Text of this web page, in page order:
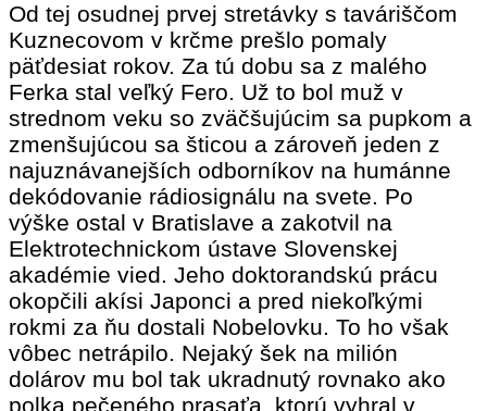
Od tej osudnej prvej stretávky s taváriščom
Kuznecovom v krčme prešlo pomaly
päťdesiat rokov. Za tú dobu sa z malého
Ferka stal veľký Fero. Už to bol muž v
strednom veku so zväčšujúcim sa pupkom a
zmenšujúcou sa šticou a zároveň jeden z
najuznávanejších odborníkov na humánne
dekódovanie rádiosignálu na svete. Po
výške ostal v Bratislave a zakotvil na
Elektrotechnickom ústave Slovenskej
akadémie vied. Jeho doktorandskú prácu
okopčili akísi Japonci a pred niekoľkými
rokmi za ňu dostali Nobelovku. To ho však
vôbec netrápilo. Nejaký šek na milión
dolárov mu bol tak ukradnutý rovnako ako